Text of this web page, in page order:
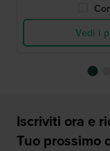
Vedi i
Iscriviti ora e
Tuo prossimo